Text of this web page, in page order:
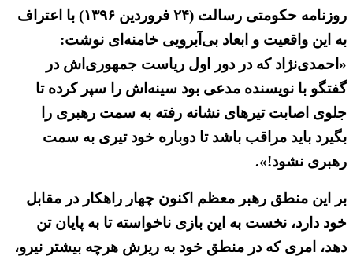
روزنامه حکومتی رسالت (۲۴ فروردین ۱۳۹۶) با اعتراف
به این واقعیت و ابعاد بی‌آبرویی خامنه‌ای نوشت:
«احمدی‌نژاد که در دور اول ریاست جمهوری‌اش در
گفتگو با نویسنده مدعی بود سینه‌اش را سپر کرده تا
جلوی اصابت تیرهای نشانه رفته به سمت رهبری را
بگیرد باید مراقب باشد تا دوباره خود تیری به سمت
رهبری نشود!».
بر این منطق رهبر معظم اکنون چهار راهکار در مقابل
خود دارد، نخست به این بازی ناخواسته تا به پایان تن
دهد، امری که در منطق خود به ریزش هرچه بیشتر نیرو،